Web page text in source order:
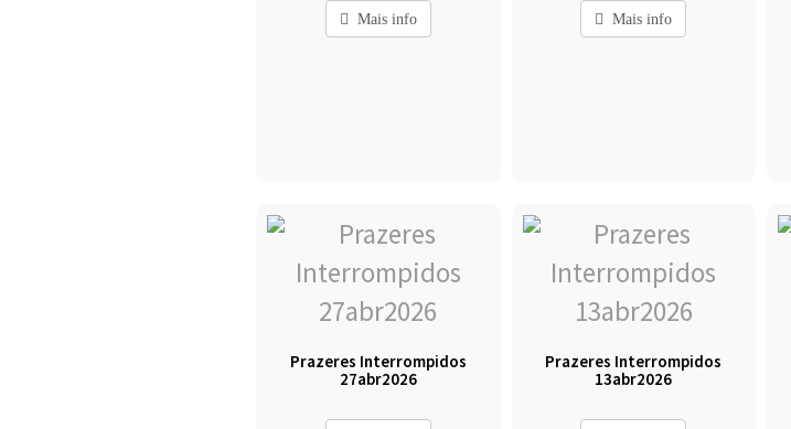
Mais info Mais info
Prazeres Interrompidos
27abr2026
Prazeres Interrompidos
13abr2026